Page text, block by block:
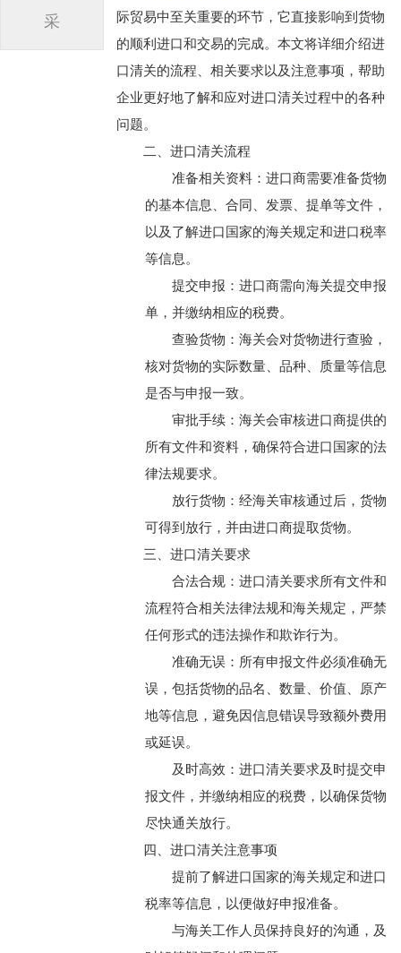
采
际贸易中至关重要的环节，它直接影响到货物
的顺利进口和交易的完成。本文将详细介绍进
口清关的流程、相关要求以及注意事项，帮助
企业更好地了解和应对进口清关过程中的各种
问题。
二、进口清关流程
准备相关资料：进口商需要准备货物
的基本信息、合同、发票、提单等文件，
以及了解进口国家的海关规定和进口税率
等信息。
提交申报：进口商需向海关提交申报
单，并缴纳相应的税费。
查验货物：海关会对货物进行查验，
核对货物的实际数量、品种、质量等信息
是否与申报一致。
审批手续：海关会审核进口商提供的
所有文件和资料，确保符合进口国家的法
律法规要求。
放行货物：经海关审核通过后，货物
可得到放行，并由进口商提取货物。
三、进口清关要求
合法合规：进口清关要求所有文件和
流程符合相关法律法规和海关规定，严禁
任何形式的违法操作和欺诈行为。
准确无误：所有申报文件必须准确无
误，包括货物的品名、数量、价值、原产
地等信息，避免因信息错误导致额外费用
或延误。
及时高效：进口清关要求及时提交申
报文件，并缴纳相应的税费，以确保货物
尽快通关放行。
四、进口清关注意事项
提前了解进口国家的海关规定和进口
税率等信息，以便做好申报准备。
与海关工作人员保持良好的沟通，及